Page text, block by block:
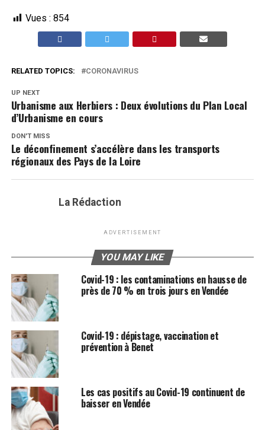
Vues : 854
RELATED TOPICS: CORONAVIRUS
UP NEXT
Urbanisme aux Herbiers : Deux évolutions du Plan Local
d’Urbanisme en cours
DON'T MISS
Le déconfinement s’accélère dans les transports
régionaux des Pays de la Loire
La Rédaction
ADVERTISEMENT
YOU MAY LIKE
Covid-19 : les contaminations en hausse de
près de 70 % en trois jours en Vendée
Covid-19 : dépistage, vaccination et
prévention à Benet
Les cas positifs au Covid-19 continuent de
baisser en Vendée